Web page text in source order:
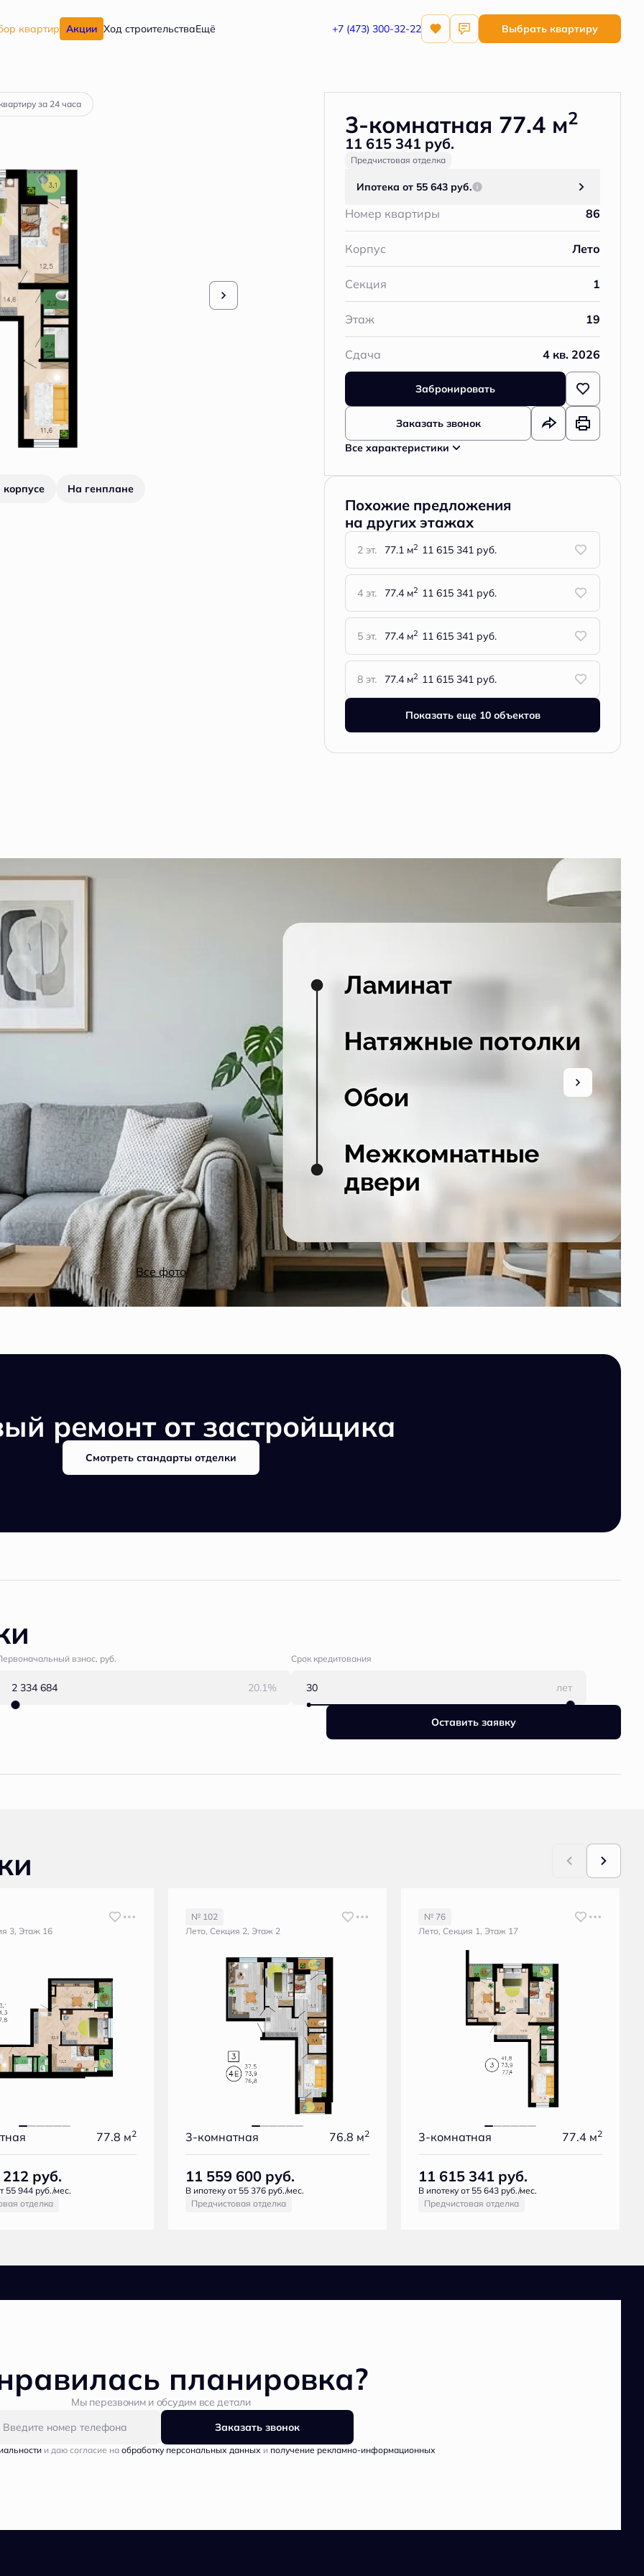
квартир Акции Ход строительстваЕщё +7 (473) 300-32-22 Выбрать квартиру
от 55 643 руб. Забронировать
за 24 часа
корпусе На генплане
3-комнатная 77.4 м2
11 615 341 руб.
Предчистовая отделка
Ипотека от 55 643 руб.
Номер квартиры 86
Корпус Лето
Секция 1
Этаж 19
Сдача 4 кв. 2026
Забронировать
Заказать звонок
Все характеристики
Похожие предложения
на других этажах
2 эт. 77.1 м2 11 615 341 руб.
4 эт. 77.4 м2 11 615 341 руб.
5 эт. 77.4 м2 11 615 341 руб.
8 эт. 77.4 м2 11 615 341 руб.
Показать еще 10 объектов
Все фото
ремонт от застройщика
Смотреть стандарты отделки
взнос, руб.
20.1%
Срок кредитования
лет
Оставить заявку
3, Этаж 16
77.8 м2
руб.
55 944 руб./мес.
отделка
№ 102
Лето, Секция 2, Этаж 2
3-комнатная 76.8 м2
11 559 600 руб.
В ипотеку от 55 376 руб./мес.
Предчистовая отделка
№ 76
Лето, Секция 1, Этаж 17
3-комнатная 77.4 м2
11 615 341 руб.
В ипотеку от 55 643 руб./мес.
Предчистовая отделка
планировка?
Мы перезвоним и обсудим все детали
Заказать звонок
и даю согласие на обработку персональных данных и получение рекламно-информационных